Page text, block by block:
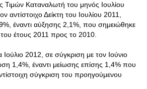
Τιμών Καταναλωτή του μηνός Ιουλίου
αντίστοιχο Δείκτη του Ιουλίου 2011,
έναντι αύξησης 2,1%, που σημειώθηκε
του έτους 2011 προς το 2010.
2012, σε σύγκριση με τον Ιούνιο
1,4%, έναντι μείωσης επίσης 1,4% που
σύγκριση του προηγούμενου